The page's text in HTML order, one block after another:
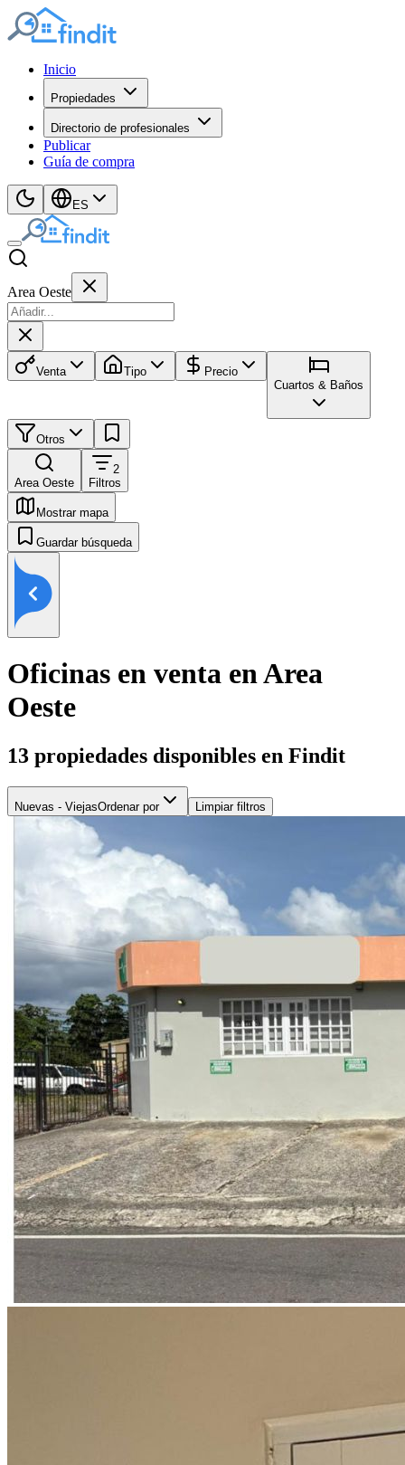
Inicio
Propiedades
Directorio de profesionales
Publicar
Guía de compra
ES
Area Oeste
Venta Tipo
Precio
Cuartos & Baños
Otros
Area Oeste
2
Filtros
Mostrar mapa
Guardar búsqueda
Oficinas en venta en Area
Oeste
13 propiedades disponibles en Findit
Nuevas - ViejasOrdenar por Limpiar filtros